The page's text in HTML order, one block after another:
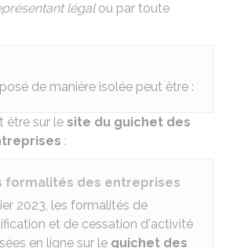
légalou par toute
de manière isolée peut être :
être sur le site du guichet des
:
formalités des entreprises
2023, les formalités de
et de cessation d'activité
en ligne sur le guichet des